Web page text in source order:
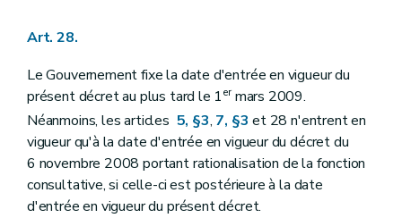
Art. 28.
Le Gouvernement fixe la date d'entrée en vigueur du
présent décret au plus tard le 1ermars 2009.
Néanmoins, les articles 5, §3, 7, §3 et 28 n'entrent en
vigueur qu'à la date d'entrée en vigueur du décret du
6 novembre 2008 portant rationalisation de la fonction
consultative, si celle-ci est postérieure à la date
d'entrée en vigueur du présent décret.